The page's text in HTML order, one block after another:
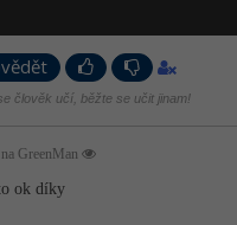
člověk učí, běžte se učit jinam!
GreenMan
ok díky